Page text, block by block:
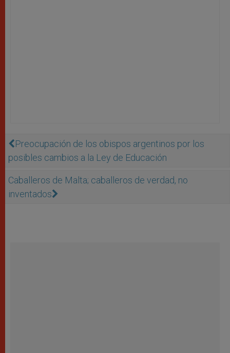
Preocupación de los obispos argentinos por los
posibles cambios a la Ley de Educación
Caballeros de Malta; caballeros de verdad, no
inventados